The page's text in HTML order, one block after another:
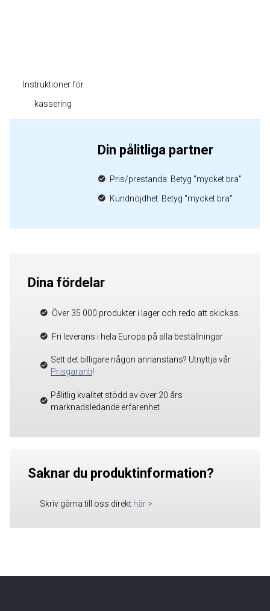
Instruktioner för
kassering
Din pålitliga partner
Pris/prestanda: Betyg "mycket bra"
Kundnöjdhet: Betyg "mycket bra"
Dina fördelar
Över 35 000 produkter i lager och redo att skickas
Fri leverans i hela Europa på alla beställningar
Sett det billigare någon annanstans? Utnyttja vår
Prisgaranti!
Pålitlig kvalitet stödd av över 20 års
marknadsledande erfarenhet
Saknar du produktinformation?
Skriv gärna till oss direkt här >